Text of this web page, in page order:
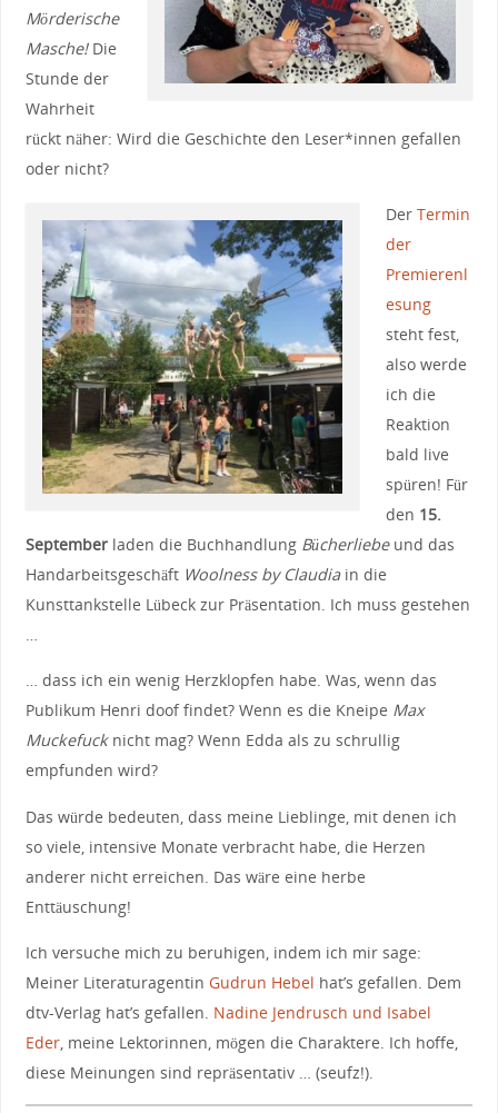
Mörderische
Masche!Die
Stunde der
Wahrheit
rückt näher: Wird die Geschichte den Leser*innen gefallen
oder nicht?
Der Termin
der
Premierenl
esung
steht fest,
also werde
ich die
Reaktion
bald live
spüren! Für
den 15.
Septemberladen die Buchhandlung Bücherliebe und das
Handarbeitsgeschäft Woolness by Claudia in die
Kunsttankstelle Lübeck zur Präsentation. Ich muss gestehen
…
… dass ich ein wenig Herzklopfen habe. Was, wenn das
Publikum Henri doof findet? Wenn es die Kneipe Max
Muckefuck nicht mag? Wenn Edda als zu schrullig
empfunden wird?
Das würde bedeuten, dass meine Lieblinge, mit denen ich
so viele, intensive Monate verbracht habe, die Herzen
anderer nicht erreichen. Das wäre eine herbe
Enttäuschung!
Ich versuche mich zu beruhigen, indem ich mir sage:
Meiner Literaturagentin Gudrun Hebel hat’s gefallen. Dem
dtv-Verlag hat’s gefallen. Nadine Jendrusch und Isabel
Eder, meine Lektorinnen, mögen die Charaktere. Ich hoffe,
diese Meinungen sind repräsentativ … (seufz!).